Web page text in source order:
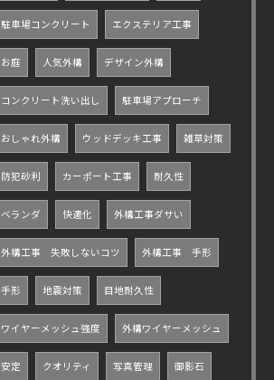
駐車場コンクリート エクステリア工事
お庭 人気外構 デザイン外構
コンクリート洗い出し 駐車場アプローチ
おしゃれ外構 ウッドデッキ工事 雑草対策
防犯砂利 カーポート工事 耐久性
ベランダ 快適化 外構工事ダサい
外構工事 失敗しないコツ 外構工事 手形
手形 地震対策 目地耐久性
ワイヤーメッシュ強度 外構ワイヤーメッシュ
安定 クオリティ 写真管理 御影石